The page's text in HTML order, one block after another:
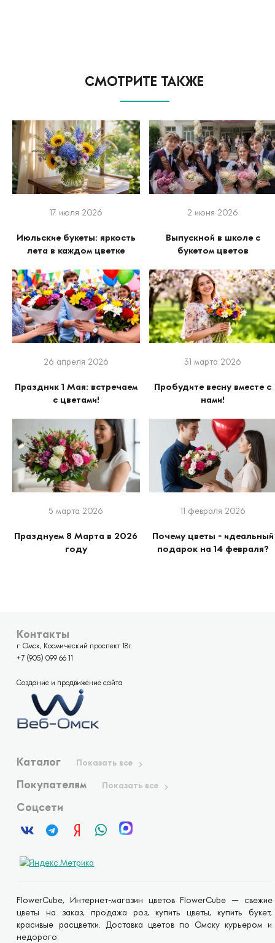
СМОТРИТЕ ТАКЖЕ
17 июля 2026
Июльские букеты: яркость
лета в каждом цветке
2 июня 2026
Выпускной в школе с
букетом цветов
26 апреля 2026
Праздник 1 Мая: встречаем
с цветами!
31 марта 2026
Пробудите весну вместе с
нами!
5 марта 2026
Празднуем 8 Марта в 2026
году
11 февраля 2026
Почему цветы - идеальный
подарок на 14 февраля?
Контакты
г. Омск, Космический проспект 18г.
+7 (905) 099 66 11
Создание и продвижение сайта
Каталог Показать все
Покупателям Показать все
Соцсети
FlowerCube, Интернет-магазин цветов FlowerCube — свежие
цветы на заказ, продажа роз, купить цветы, купить букет,
красивые расцветки. Доставка цветов по Омску курьером и
недорого.